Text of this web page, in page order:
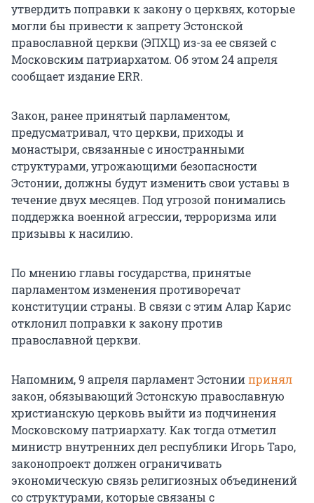
утвердить поправки к закону о церквях, которые
могли бы привести к запрету Эстонской
православной церкви (ЭПХЦ) из-за ее связей с
Московским патриархатом. Об этом 24 апреля
сообщает издание ERR.
Закон, ранее принятый парламентом,
предусматривал, что церкви, приходы и
монастыри, связанные с иностранными
структурами, угрожающими безопасности
Эстонии, должны будут изменить свои уставы в
течение двух месяцев. Под угрозой понимались
поддержка военной агрессии, терроризма или
призывы к насилию.
По мнению главы государства, принятые
парламентом изменения противоречат
конституции страны. В связи с этим Алар Карис
отклонил поправки к закону против
православной церкви.
Напомним, 9 апреля парламент Эстониипринял
закон, обязывающий Эстонскую православную
христианскую церковь выйти из подчинения
Московскому патриархату. Как тогда отметил
министр внутренних дел республики Игорь Таро,
законопроект должен ограничивать
экономическую связь религиозных объединений
со структурами, которые связаны с